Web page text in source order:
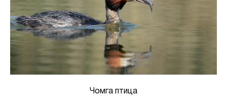
Чомга птица